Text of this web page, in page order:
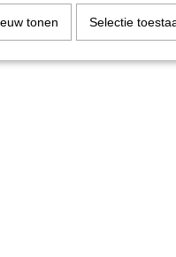
tonen Selectie